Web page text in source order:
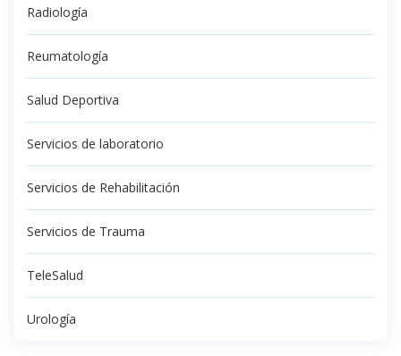
Radiología
Reumatología
Salud Deportiva
Servicios de laboratorio
Servicios de Rehabilitación
Servicios de Trauma
TeleSalud
Urología